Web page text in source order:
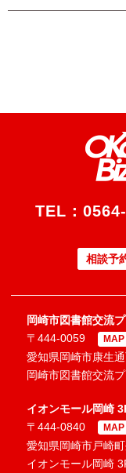
TEL：
相談予
岡崎市図書館交流
〒444-0059
MAP
愛知県岡崎市康生
岡崎市図書館交流
イオンモール岡崎
〒444-0840
MAP
愛知県岡崎市戸崎
イオンモール岡崎